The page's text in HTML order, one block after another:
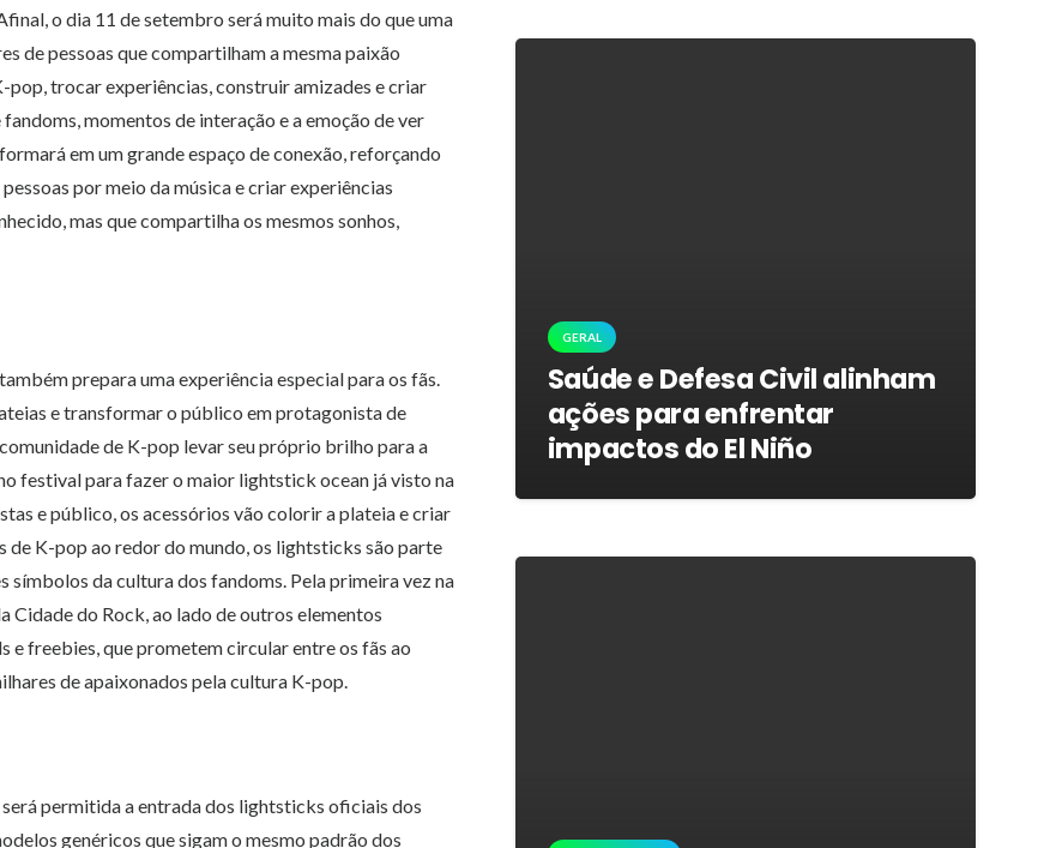
o dia 11 de setembro será muito mais do que uma
de pessoas que compartilham a mesma paixão
pop, trocar experiências, construir amizades e criar
momentos de interação e a emoção de ver
em um grande espaço de conexão, reforçando
por meio da música e criar experiências
mas que compartilha os mesmos sonhos,
prepara uma experiência especial para os fãs.
e transformar o público em protagonista de
de K-pop levar seu próprio brilho para a
festival para fazer o maior lightstick ocean já visto na
e público, os acessórios vão colorir a plateia e criar
de K-pop ao redor do mundo, os lightsticks são parte
símbolos da cultura dos fandoms. Pela primeira vez na
Cidade do Rock, ao lado de outros elementos
freebies, que prometem circular entre os fãs ao
de apaixonados pela cultura K-pop.
permitida a entrada dos lightsticks oficiais dos
genéricos que sigam o mesmo padrão dos
GERAL
Saúde e Defesa Civil alinham
ações para enfrentar
impactos do El Niño